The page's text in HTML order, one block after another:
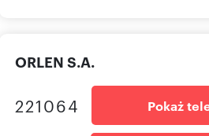
ORLEN S.A.
221064 Pokaż